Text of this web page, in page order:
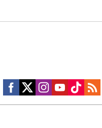
Social media